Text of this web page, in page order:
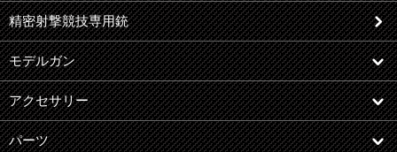
精密射撃競技専用銃
モデルガン
アクセサリー
パーツ